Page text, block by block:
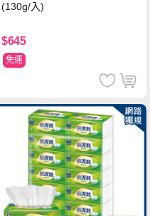
(130g/入)
$645
免運